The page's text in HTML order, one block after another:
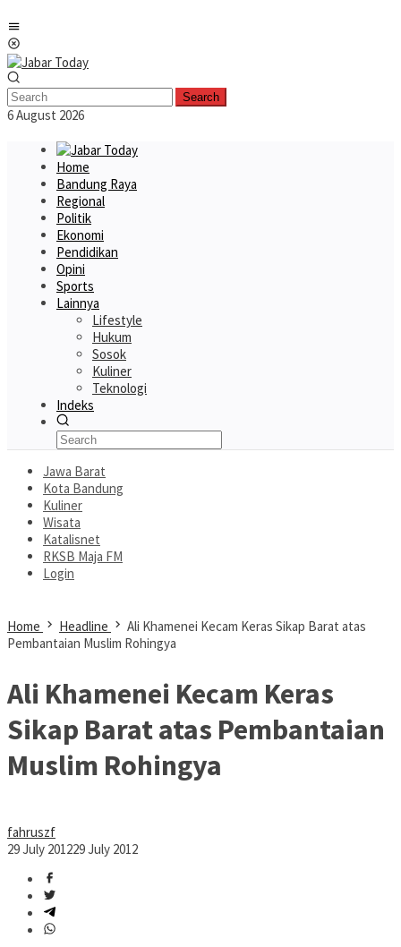
to
content
Search
6 August 2026
Home
Bandung Raya
Regional
Politik
Ekonomi
Pendidikan
Opini
Sports
Lainnya
Lifestyle
Hukum
Sosok
Kuliner
Teknologi
Indeks
Jawa Barat
Kota Bandung
Kuliner
Wisata
Katalisnet
RKSB Maja FM
Login
Home Headline
Ali Khamenei Kecam Keras Sikap Barat atas
Pembantaian Muslim Rohingya
Ali Khamenei Kecam Keras
Sikap Barat atas Pembantaian
Muslim Rohingya
fahruszf
29 July 201229 July 2012